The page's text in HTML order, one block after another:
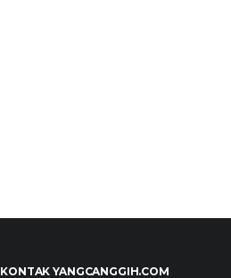
KONTAK YANGCANGGIH.COM